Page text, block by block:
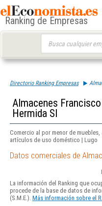
Ranking de Empresas
Directorio Ranking Empresas
Almacenes Francisco
Hermida Sl
Comercio al por menor de
artículos de uso doméstico | Lugo
Datos comerciales de
La información del Ranking que
procede de la base de datos de
(S.M.E.). Más información sobre el